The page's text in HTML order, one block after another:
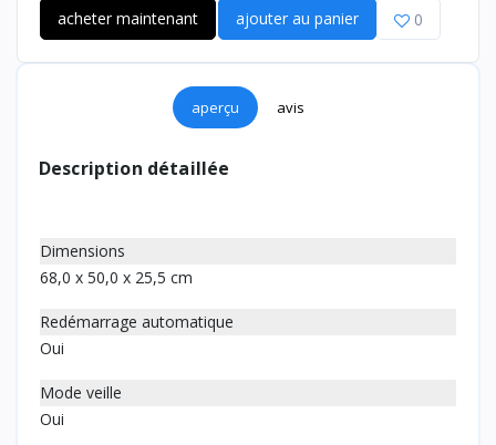
acheter maintenant ajouter au panier 0
aperçu avis
Description détaillée
Dimensions
68,0 x 50,0 x 25,5 cm
Redémarrage automatique
Oui
Mode veille
Oui